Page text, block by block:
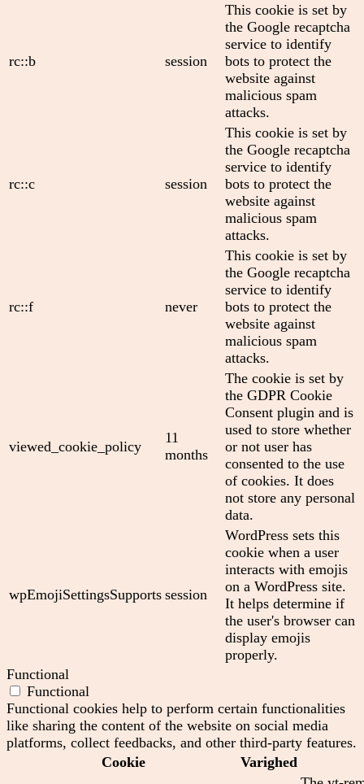
rc::b session
This cookie is set by
the Google recaptcha
service to identify
bots to protect the
website against
malicious spam
attacks.
rc::c session
This cookie is set by
the Google recaptcha
service to identify
bots to protect the
website against
malicious spam
attacks.
rc::f never
This cookie is set by
the Google recaptcha
service to identify
bots to protect the
website against
malicious spam
attacks.
viewed_cookie_policy
11
months
The cookie is set by
the GDPR Cookie
Consent plugin and is
used to store whether
or not user has
consented to the use
of cookies. It does
not store any personal
data.
wpEmojiSettingsSupports session
WordPress sets this
cookie when a user
interacts with emojis
on a WordPress site.
It helps determine if
the user's browser can
display emojis
properly.
Functional
Functional
Functional cookies help to perform certain functionalities
like sharing the content of the website on social media
platforms, collect feedbacks, and other third-party features.
Cookie
Varighed